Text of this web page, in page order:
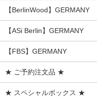
【BerlinWood】GERMANY
【ASi Berlin】GERMANY
【FBS】GERMANY
★ ご予約注文品 ★
★ スペシャルボックス ★